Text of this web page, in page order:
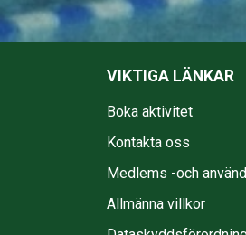
VIKTIGA LÄNKAR
Boka aktivitet
Kontakta oss
Medlems -och
Allmänna villkor